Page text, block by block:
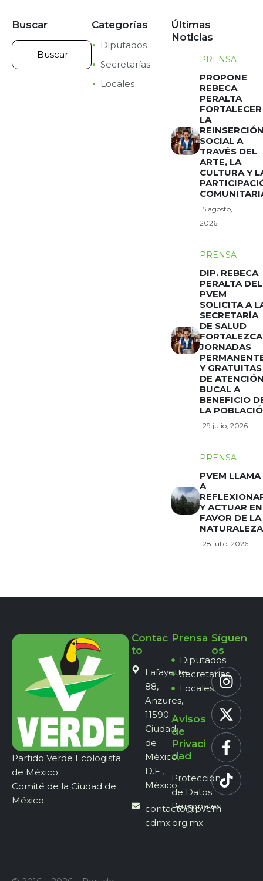
Buscar Categorías
Diputados
Secretarías
Locales
Últimas
Noticias
PRENSA
PROPONE
REBECA
PERALTA
FORTALECER
LA
SOCIAL A
TRAVÉS DEL
ARTE, LA
CULTURA Y
5 agosto,
2026
PRENSA
DIP. REBECA
PERALTA DEL
PVEM
SOLICITA A
SECRETARÍA
DE SALUD
FORTALEZCA
JORNADAS
Y GRATUITAS
DE
BUCAL A
BENEFICIO
LA
29 julio, 2026
PRENSA
PVEM LLAMA
A
Y ACTUAR EN
FAVOR DE LA
NATURALEZA
28 julio, 2026
Partido Verde Ecologista
de México
Comité de la Ciudad de
México
Contac
to
Lafayette
88,
Anzures,
11590
Ciudad
de
México,
D.F.,
México
contacto@pvem-
cdmx.org.mx
Prensa
Diputados
Secretarías
Locales
Avisos
de
Privaci
dad
Protección
de Datos
Personales
Síguen
os